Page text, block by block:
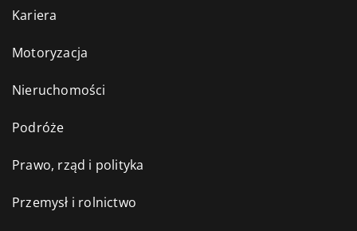
Kariera
Motoryzacja
Nieruchomości
Podróże
Prawo, rząd i polityka
Przemysł i rolnictwo